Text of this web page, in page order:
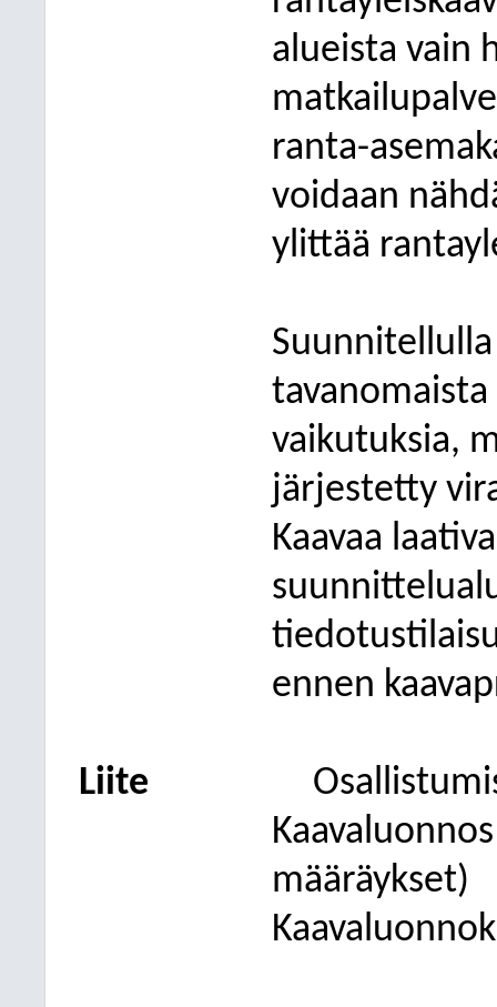
alueista vain
ranta-
voidaan
ylittää
tavanomaista
vaikutuksia,
järjestetty
Kaavaa
ennen
Liite
määräykset)